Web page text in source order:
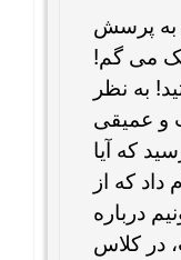
به پرسش
می گم!
به نظر
و عمیقی
که آیا
داد که از
درباره
در کلاس